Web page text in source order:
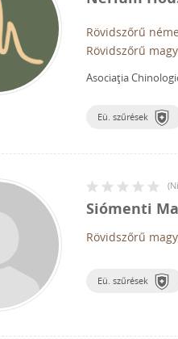
Rövidszőrű
Rövidszőrű
Asociaţia
Eü. szűrések
(
Siómenti
Rövidszőrű
Eü. szűrések